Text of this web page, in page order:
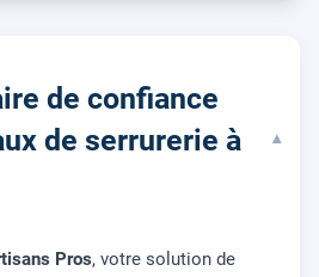
de confiance
de serrurerie à
▾
Pros, votre solution de